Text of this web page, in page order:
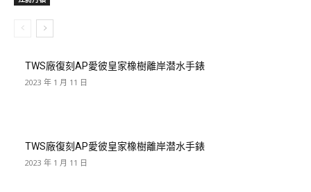
TWS廠復刻AP愛彼皇家橡樹離岸潜水手錶
2023 年 1 月 11 日
TWS廠復刻AP愛彼皇家橡樹離岸潜水手錶
2023 年 1 月 11 日